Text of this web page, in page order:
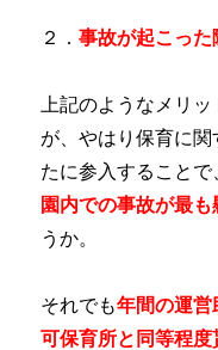
２．事故が起こっ
上記のようなメリ
が、やはり保育に
たに参入することで
園内での事故が最
うか。
それでも年間の運営
可保育所と同等程度